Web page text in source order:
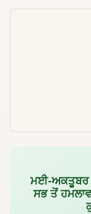
ਮਈ-ਅਕਤੂਬਰ
ਸਭ ਤੋਂ